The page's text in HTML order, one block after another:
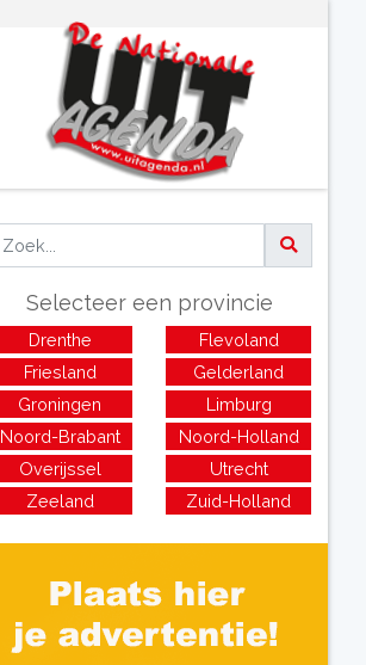
Selecteer een provincie
Drenthe
Flevoland
Friesland
Gelderland
Groningen
Limburg
Noord-Brabant
Noord-Holland
Overijssel
Utrecht
Zeeland
Zuid-Holland